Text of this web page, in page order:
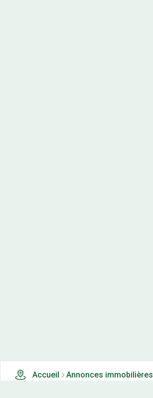
Accueil
Annonces immobilières